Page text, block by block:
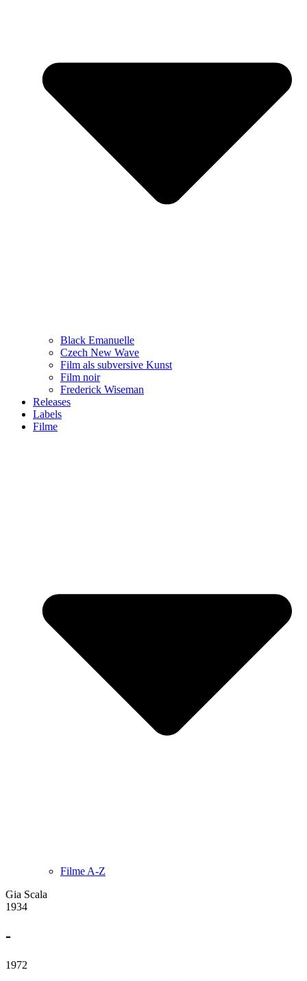
Black Emanuelle
Czech New Wave
Film als subversive Kunst
Film noir
Frederick Wiseman
Releases
Labels
Filme
Filme A-Z
Gia Scala
1934
-
1972